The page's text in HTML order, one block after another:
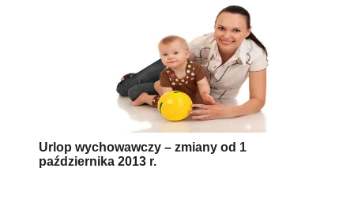
Urlop wychowawczy – zmiany od 1
października 2013 r.